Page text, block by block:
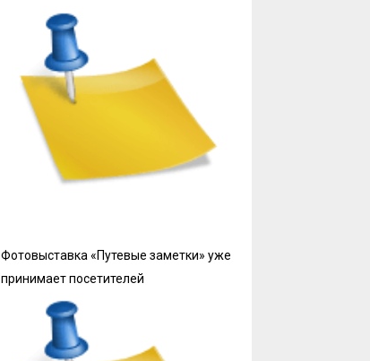
Фотовыставка «Путевые заметки» уже
принимает посетителей